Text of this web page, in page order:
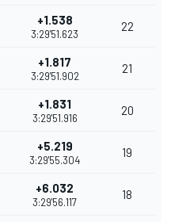
+1.538
3:29'51.623
22
+1.817
3:29'51.902
21
+1.831
3:29'51.916
20
+5.219
3:29'55.304
19
+6.032
3:29'56.117
18